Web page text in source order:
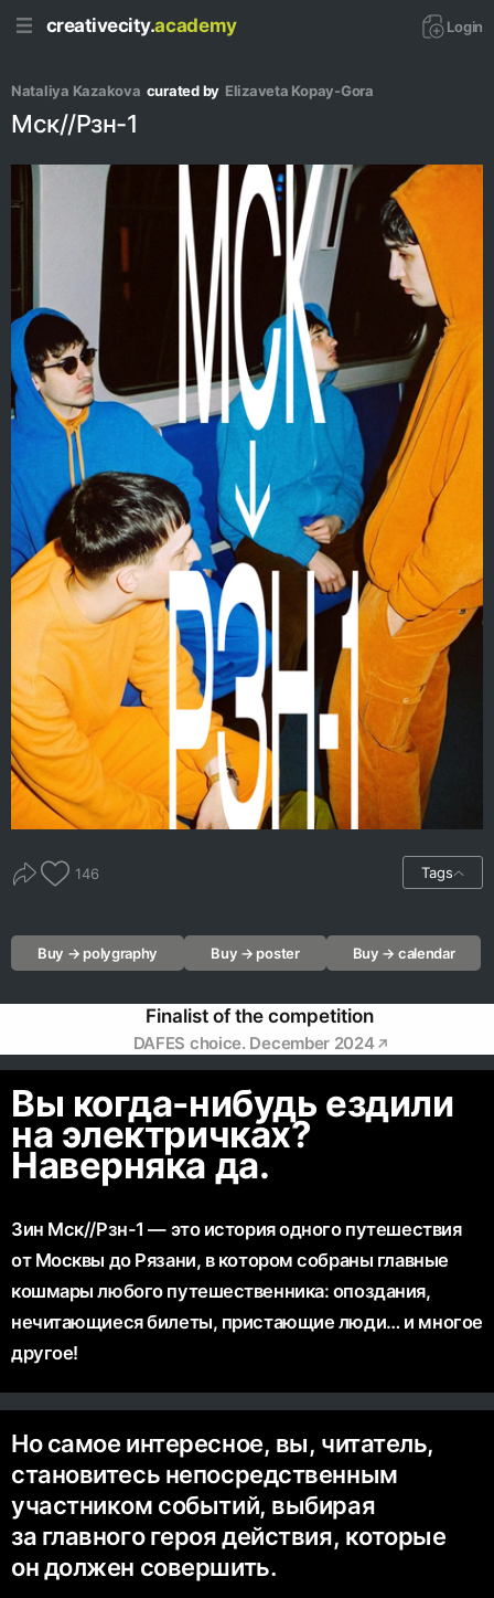
creativecity.academy Login
Nataliya Kazakova curated by Elizaveta Kopay-Gora
Мск//Рзн-1
146 Tags
Buy → polygraphy Buy → poster Buy → calendar
Finalist of the competition
DAFES choice. December 2024
Вы когда-нибудь ездили
на электричках?
Наверняка да.
Зин Мск//Рзн-1 — это история одного путешествия
от Москвы до Рязани, в котором собраны главные
кошмары любого путешественника: опоздания,
нечитающиеся билеты, пристающие люди… и многое
другое!
Но самое интересное, вы, читатель,
становитесь непосредственным
участником событий, выбирая
за главного героя действия, которые
он должен совершить.